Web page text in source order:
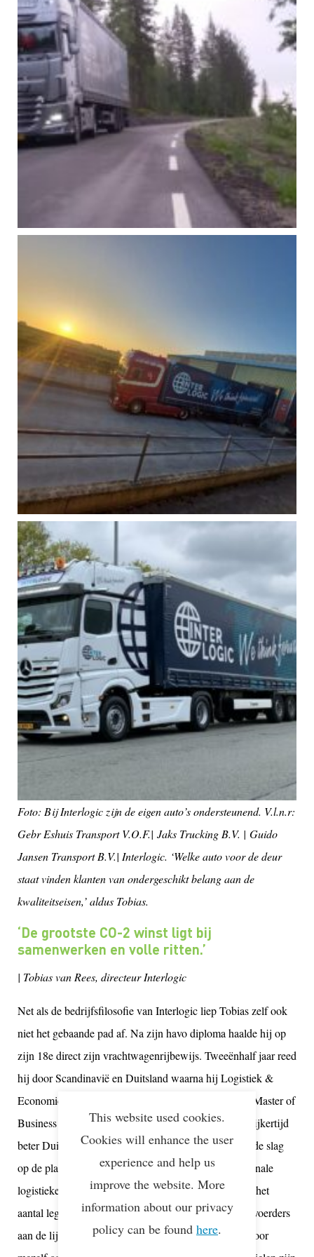
Foto: Bij Interlogic zijn de eigen auto’s ondersteunend. V.l.n.r:
Gebr Eshuis Transport V.O.F.| Jaks Trucking B.V. | Guido
Jansen Transport B.V.| Interlogic. ‘Welke auto voor de deur
staat vinden klanten van ondergeschikt belang aan de
kwaliteitseisen,’ aldus Tobias.
‘De grootste CO-2 winst ligt bij
samenwerken en volle ritten.’
| Tobias van Rees, directeur Interlogic
Net als de bedrijfsfilosofie van Interlogic liep Tobias zelf ook
niet het gebaande pad af. Na zijn havo diploma haalde hij op
zijn 18e direct zijn vrachtwagenrijbewijs. Tweeënhalf jaar reed
hij door Scandinavië en Duitsland waarna hij Logistiek &
Economie studeerde. Na zijn diploma haalde hij zijn Master of
Business Administrationin Oostenrijk en leerde tegelijkertijd
beter Duits spreken. Terug in Nederland ging hij aan de slag
op de planning en later de expeditie van een internationale
logistieke dienstverlener. Daar verbaasde hij zich over het
aantal lege ritten. ‘Meerdere keren per dag hingen vervoerders
aan de lijn voor een beladen rit terug. Ik dacht als ik voor
This website used cookies.
Cookies will enhance the user
experience and help us
improve the website. More
information about our privacy
policy can be found here.